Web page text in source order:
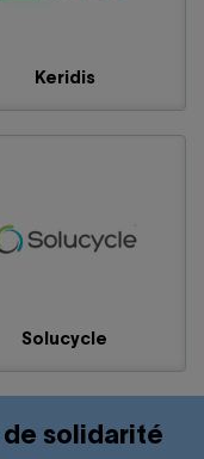
Keridis
Solucycle
de solidarité